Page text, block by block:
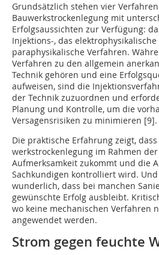
Grundsätzlich stehen vier
Bauwerkstrockenlegung mit
Erfolgsaussichten zur Verfügung:
Injektions-, das elektrophysikalische
paraphysikalische Verfahren.
Verfahren zu den allgemein
Technik gehören und eine
aufweisen, sind die
der Technik zuzuordnen und
Planung und Kontrolle, um die
Versagensrisiken zu minimieren [9].
Die praktische Erfahrung zeigt,
werkstrockenlegung im Rahmen
Aufmerksamkeit zukommt und die
Sachkundigen kontrolliert wird.
wunderlich, dass bei manchen
gewünschte Erfolg ausbleibt.
wo keine mechanischen Verfahren
angewendet werden.
Strom gegen feuchte